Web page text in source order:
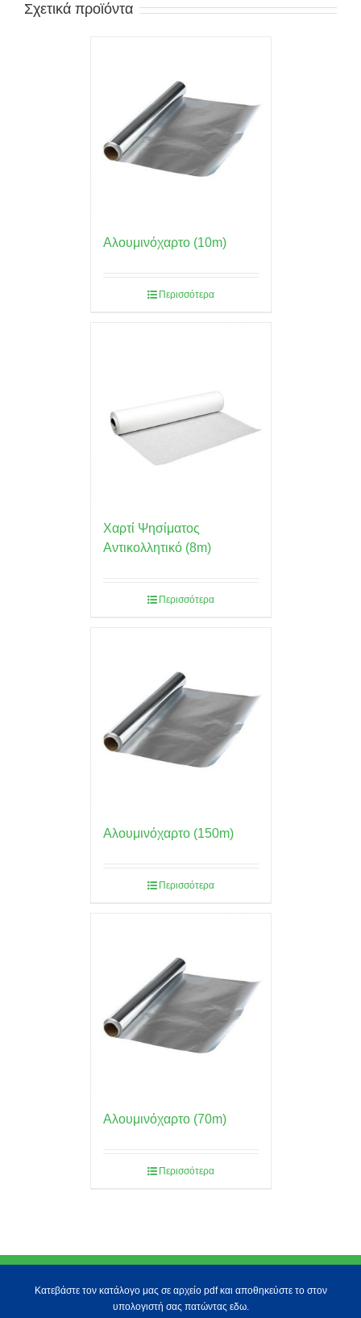
Σχετικά προϊόντα
Αλουμινόχαρτο (10m)
Περισσότερα
Χαρτί Ψησίματος
Αντικολλητικό (8m)
Περισσότερα
Αλουμινόχαρτο (150m)
Περισσότερα
Αλουμινόχαρτο (70m)
Περισσότερα
Κατεβάστε τον κατάλογο μας σε αρχείο pdf και αποθηκεύστε το στον
υπολογιστή σας πατώντας εδω.